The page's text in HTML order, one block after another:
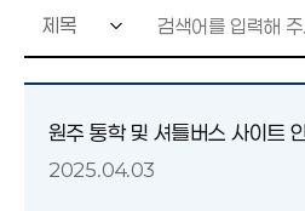
원주 통학 및 셔틀버스 사이트
2025.04.03